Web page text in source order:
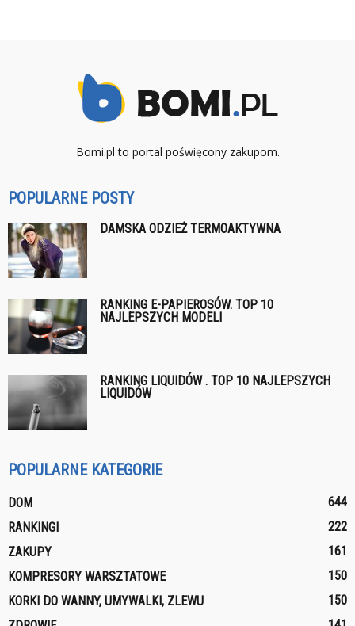
Bomi.pl to portal poświęcony zakupom.
POPULARNE POSTY
DAMSKA ODZIEŻ TERMOAKTYWNA
RANKING E-PAPIEROSÓW. TOP 10
NAJLEPSZYCH MODELI
RANKING LIQUIDÓW . TOP 10 NAJLEPSZYCH
LIQUIDÓW
POPULARNE KATEGORIE
DOM
644
RANKINGI
222
ZAKUPY
161
KOMPRESORY WARSZTATOWE
150
KORKI DO WANNY, UMYWALKI, ZLEWU
150